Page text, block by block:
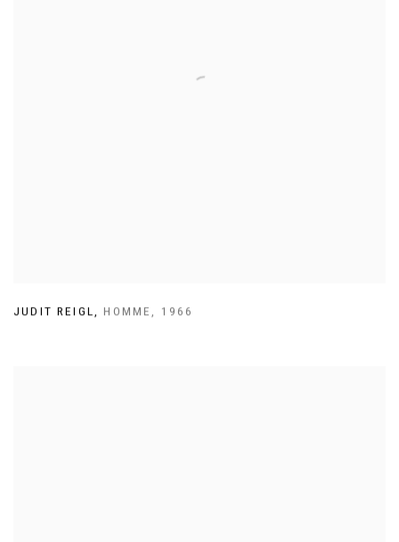
JUDIT REIGL,HOMME , 1966